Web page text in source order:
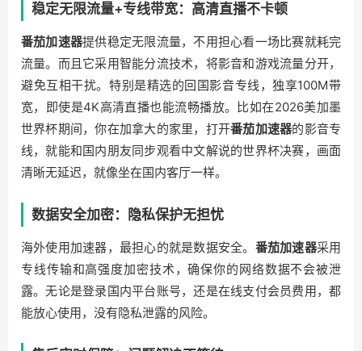
稳定无限流量+专线带宽：高清直播不卡顿
番茄加速器提供稳定无限流量，不用担心看一场比赛就耗完
流量。而且它采用智能分流技术，将影音和游戏流量分开，
避免互相干扰。特别是精选的回国影音专线，独享100M带
宽，即使是4K高清直播也能流畅播放。比如在2026美加墨
世界杯期间，你在加拿大的家里，打开番茄加速器的影音专
线，就能和国内朋友同步观看中文解说的世界杯决赛，画面
清晰无延迟，就像坐在国内客厅一样。
数据安全加密：隐私保护无担忧
海外使用加速器，最担心的就是数据安全。 番茄加速器采用
专线传输和高强度加密技术，确保你的网络数据不会被泄
露。无论是登录国内平台账号，还是在线支付会员费用，都
能放心使用，没有隐私泄露的风险。